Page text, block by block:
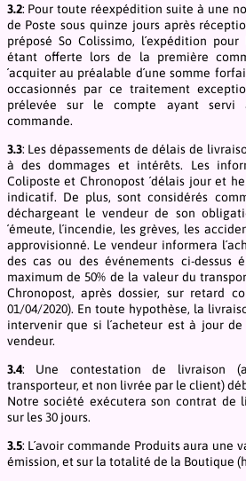
3.2: Pour toute réexpédition suite à une
de Poste sous quinze jours après
préposé So Colissimo, l´expédition
étant offerte lors de la première
´acquiter au préalable d´une somme
occasionnés par ce traitement
prélevée sur le compte ayant servi
commande.
3.3: Les dépassements de délais de
à des dommages et intérêts. Les
Coliposte et Chronopost ´délais jour et
indicatif. De plus, sont considérés
déchargeant le vendeur de son
´émeute, l´incendie, les grèves, les
approvisionné. Le vendeur informera
des cas ou des événements ci-dessus
maximum de 50% de la valeur du
Chronopost, après dossier, sur retard
01/04/2020). En toute hypothèse, la
intervenir que si l´acheteur est à jour
vendeur.
3.4: Une contestation de livraison
transporteur, et non livrée par le client)
Notre société exécutera son contrat de
sur les 30 jours.
3.5: L´avoir commande Produits aura une
émission, et sur la totalité de la Boutique